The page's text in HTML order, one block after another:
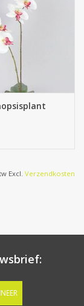
Excl. Verzendkosten